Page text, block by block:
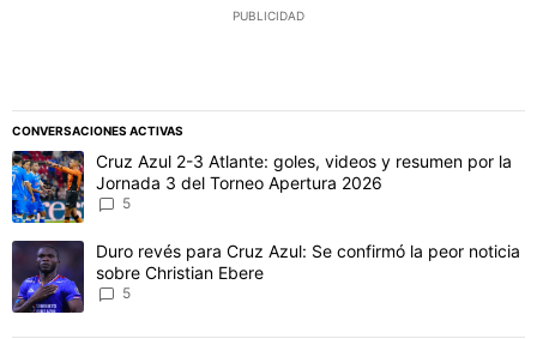
PUBLICIDAD
CONVERSACIONES ACTIVAS
Este listado muestra los artículos con más comentarios en los
Un artículo de tendencia con el título "Cruz Azul 2-3 Atlante:
Cruz Azul 2-3 Atlante: goles, videos y resumen por la
Jornada 3 del Torneo Apertura 2026
5
Un artículo de tendencia con el título "Duro revés para Cruz Azul:
Duro revés para Cruz Azul: Se confirmó la peor noticia
sobre Christian Ebere
5